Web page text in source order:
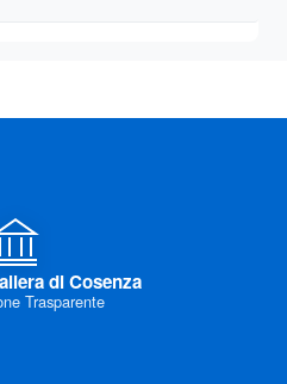
di Cosenza
Trasparente